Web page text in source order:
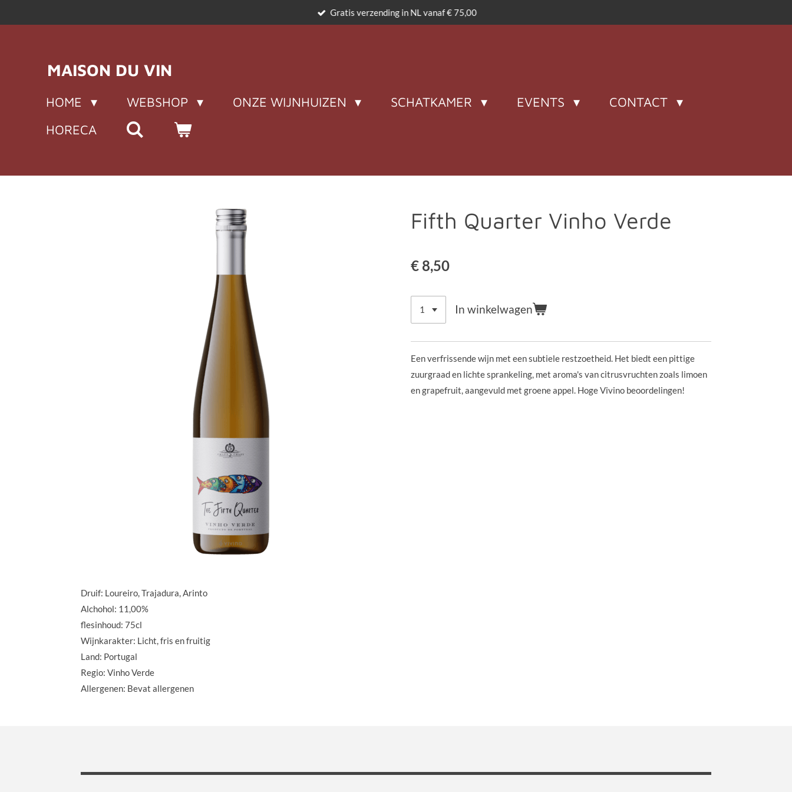
hoofdinhoud
Gratis verzending in NL vanaf € 75,00
MAISON DU VIN
HOME WEBSHOP ONZE WIJNHUIZEN SCHATKAMER EVENTS
CONTACT
HORECA
Fifth Quarter Vinho Verde
€ 8,50
In winkelwagen
Een verfrissende wijn met een subtiele restzoetheid. Het biedt een pittige
zuurgraad en lichte sprankeling, met aroma's van citrusvruchten zoals limoen
en grapefruit, aangevuld met groene appel. Hoge Vivino beoordelingen!
Druif: Loureiro, Trajadura, Arinto
Alchohol: 11,00%
flesinhoud: 75cl
Wijnkarakter: Licht, fris en fruitig
Land: Portugal
Regio: Vinho Verde
Allergenen: Bevat allergenen